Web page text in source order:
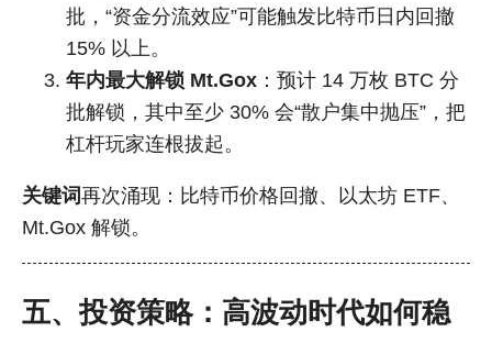
批，“资金分流效应”可能触发比特币日内回撤
15% 以上。
年内最大解锁 Mt.Gox ：预计 14 万枚 BTC 分
批解锁，其中至少 30% 会“散户集中抛压”，把
杠杆玩家连根拔起。
关键词再次涌现：比特币价格回撤、以太坊 ETF、
Mt.Gox 解锁。
五、投资策略：高波动时代如何稳